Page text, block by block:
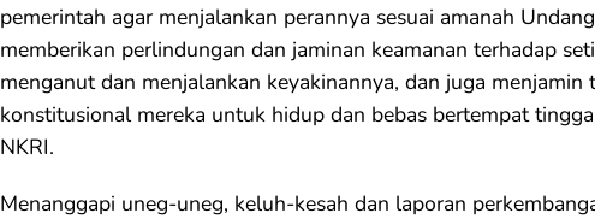
pemerintah agar menjalankan perannya sesuai amanah
memberikan perlindungan dan jaminan keamanan terhadap
menganut dan menjalankan keyakinannya, dan juga menjamin
konstitusional mereka untuk hidup dan bebas bertempat
NKRI.
Menanggapi uneg-uneg, keluh-kesah dan laporan